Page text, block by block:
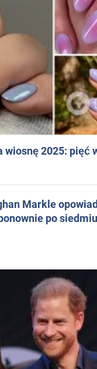
2025: pięć
Markle
po